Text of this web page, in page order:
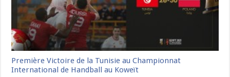
Première Victoire de la Tunisie au Championnat
International de Handball au Koweït